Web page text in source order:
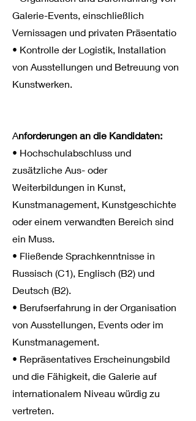
Galerie-Events, einschließlich
Vernissagen und privaten Präsentatio
• Kontrolle der Logistik, Installation
von Ausstellungen und Betreuung von
Kunstwerken.
Anforderungen an die Kandidaten:
• Hochschulabschluss und
zusätzliche Aus- oder
Weiterbildungen in Kunst,
Kunstmanagement, Kunstgeschichte
oder einem verwandten Bereich sind
ein Muss.
• Fließende Sprachkenntnisse in
Russisch (C1), Englisch (B2) und
Deutsch (B2).
• Berufserfahrung in der Organisation
von Ausstellungen, Events oder im
Kunstmanagement.
• Repräsentatives Erscheinungsbild
und die Fähigkeit, die Galerie auf
internationalem Niveau würdig zu
vertreten.